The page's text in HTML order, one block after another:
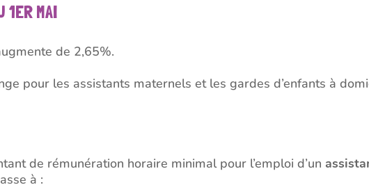
1ER MAI
de 2,65%.
pour les assistants maternels et les gardes d’enfants à
de rémunération horaire minimal pour l’emploi d’un
à :